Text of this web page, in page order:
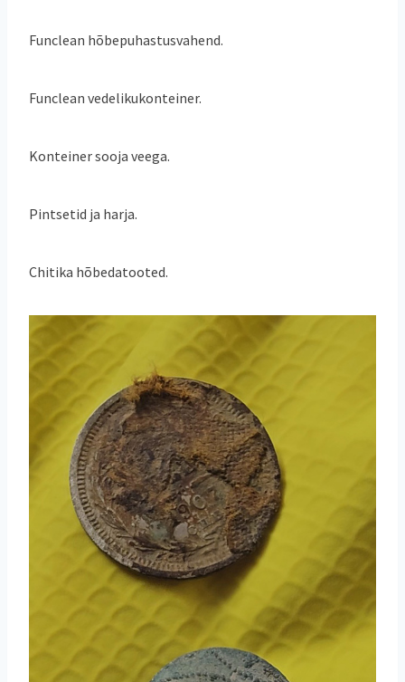
Funclean hõbepuhastusvahend.
Funclean vedelikukonteiner.
Konteiner sooja veega.
Pintsetid ja harja.
Chitika hõbedatooted.